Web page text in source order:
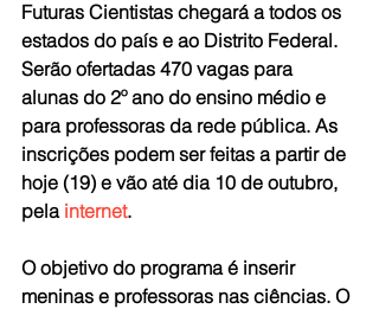
Futuras Cientistas chegará a todos os
estados do país e ao Distrito Federal.
Serão ofertadas 470 vagas para
alunas do 2º ano do ensino médio e
para professoras da rede pública. As
inscrições podem ser feitas a partir de
hoje (19) e vão até dia 10 de outubro,
pela internet.
O objetivo do programa é inserir
meninas e professoras nas ciências. O